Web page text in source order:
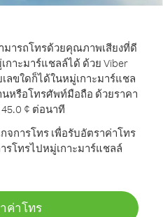
ารถโทรด้วยคุณภาพเสียงที่ดี
กาะมาร์แชลล์ได้ ด้วย Viber
ลขใดก็ได้ในหมู่เกาะมาร์แชล
หรือโทรศัพท์มือถือ ด้วยราคา
45.0 ¢ ต่อนาที
การโทร เพื่อรับอัตราค่าโทร
โทรไปหมู่เกาะมาร์แชลล์
ค่าโทร